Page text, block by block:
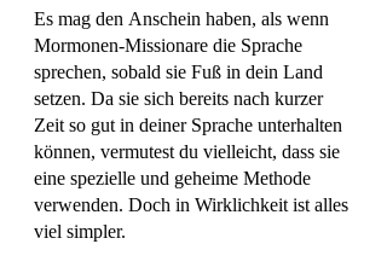
Es mag den Anschein haben, als wenn
Mormonen-Missionare die Sprache
sprechen, sobald sie Fuß in dein Land
setzen. Da sie sich bereits nach kurzer
Zeit so gut in deiner Sprache unterhalten
können, vermutest du vielleicht, dass sie
eine spezielle und geheime Methode
verwenden. Doch in Wirklichkeit ist alles
viel simpler.